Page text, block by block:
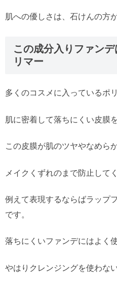
肌への優しさは、石けんの方
この成分入りファン
リマー
多くのコスメに入っているポ
肌に密着して落ちにくい皮膜
この皮膜が肌のツヤやなめら
メイクくずれのまで防止して
例えて表現するならばラップ
です。
落ちにくいファンデにはよく
やはりクレンジングを使わな